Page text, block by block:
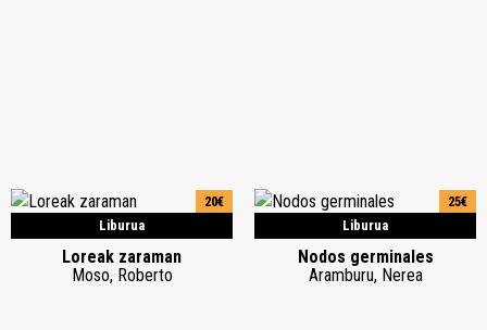
Liburua
20€
Loreak zaraman
Moso, Roberto
Liburua
25€
Nodos germinales
Aramburu, Nerea